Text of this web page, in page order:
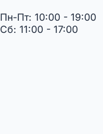
Пн-Пт: 10:00 - 19:00
Сб: 11:00 - 17:00